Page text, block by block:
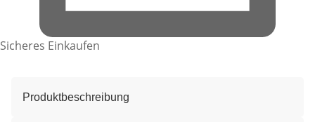
Sicheres Einkaufen
Produktbeschreibung